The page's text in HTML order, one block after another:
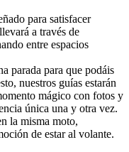
para satisfacer
a través de
entre espacios
parada para que podáis
nuestros guías estarán
mágico con fotos y
única una y otra vez.
la misma moto,
de estar al volante.